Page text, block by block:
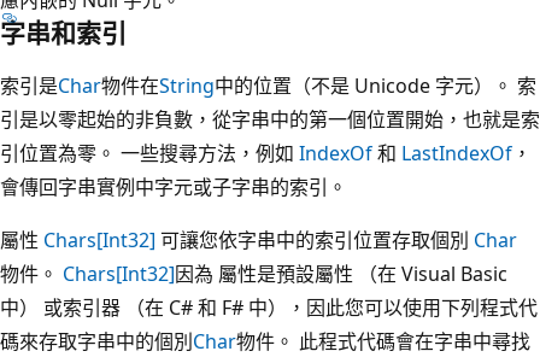
字串和索引
索引是Char物件在String中的位置（不是 Unicode 字元）。 索
引是以零起始的非負數，從字串中的第一個位置開始，也就是索
引位置為零。 一些搜尋方法，例如 IndexOf和 LastIndexOf ，
會傳回字串實例中字元或子字串的索引。
屬性 Chars[Int32] 可讓您依字串中的索引位置存取個別 Char
物件。 Chars[Int32]因為 屬性是預設屬性 （在 Visual Basic
中） 或索引器 （在 C# 和 F# 中），因此您可以使用下列程式代
碼來存取字串中的個別Char物件。 此程式代碼會在字串中尋找